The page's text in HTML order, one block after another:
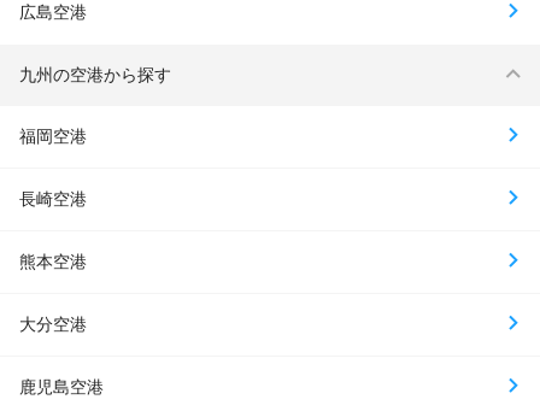
広島空港
九州の空港から探す
福岡空港
長崎空港
熊本空港
大分空港
鹿児島空港